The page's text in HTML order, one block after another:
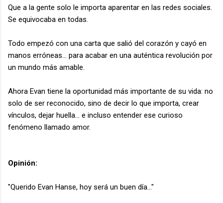
Que a la gente solo le importa aparentar en las redes sociales.
Se equivocaba en todas.
Todo empezó con una carta que salió del corazón y cayó en
manos erróneas... para acabar en una auténtica revolución por
un mundo más amable.
Ahora Evan tiene la oportunidad más importante de su vida: no
solo de ser reconocido, sino de decir lo que importa, crear
vínculos, dejar huella... e incluso entender ese curioso
fenómeno llamado amor.
Opinión:
"Querido Evan Hanse, hoy será un buen día..."